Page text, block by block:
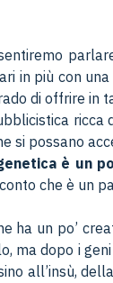
in più con
di offrire in
ricca
si possano
è un
che è un
ha un po’
ma dopo i
all’insù,